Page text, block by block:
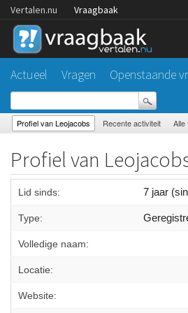
Vertalen.nu Vraagbaak
Actueel Vragen Openstaande
Profiel van Leojacobs Recente activiteit Alle
Profiel van
Lid sinds: 7 jaar
Type:
Volledige naam:
Locatie:
Website: